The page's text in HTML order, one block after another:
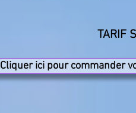
TARIF
Cliquer ici pour commander